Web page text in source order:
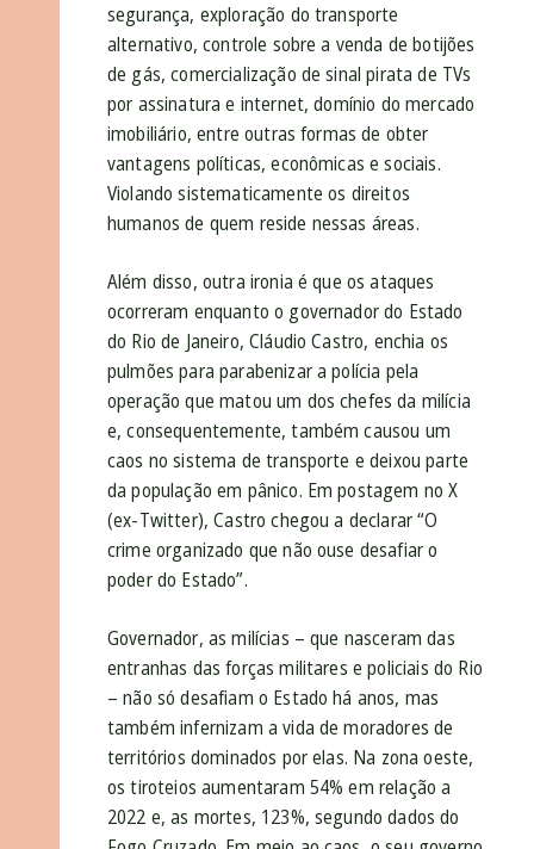
segurança, exploração do transporte
alternativo, controle sobre a venda de botijões
de gás, comercialização de sinal pirata de TVs
por assinatura e internet, domínio do mercado
imobiliário, entre outras formas de obter
vantagens políticas, econômicas e sociais.
Violando sistematicamente os direitos
humanos de quem reside nessas áreas.
Além disso, outra ironia é que os ataques
ocorreram enquanto o governador do Estado
do Rio de Janeiro, Cláudio Castro, enchia os
pulmões para parabenizar a polícia pela
operação que matou um dos chefes da milícia
e, consequentemente, também causou um
caos no sistema de transporte e deixou parte
da população em pânico. Em postagem no X
(ex-Twitter), Castro chegou a declarar “O
crime organizado que não ouse desafiar o
poder do Estado”.
Governador, as milícias – que nasceram das
entranhas das forças militares e policiais do Rio
– não só desafiam o Estado há anos, mas
também infernizam a vida de moradores de
territórios dominados por elas. Na zona oeste,
os tiroteios aumentaram 54% em relação a
2022 e, as mortes, 123%, segundo dados do